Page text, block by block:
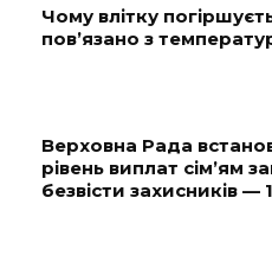
Чому влітку
пов’язано з
Верховна Рада
рівень виплат сім’ям
безвісти захисників —